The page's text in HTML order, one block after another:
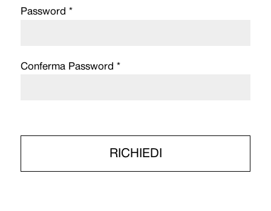
Password *
Conferma Password *
RICHIEDI